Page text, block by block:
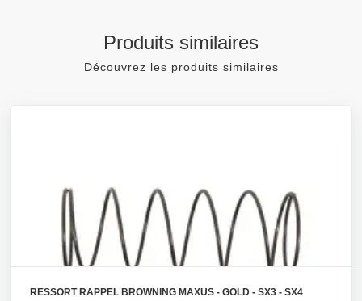
Produits similaires
Découvrez les produits similaires
RESSORT RAPPEL BROWNING MAXUS - GOLD - SX3 - SX4